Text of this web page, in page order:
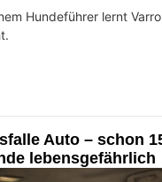
Hundeführer lernt
Auto – schon
lebensgefährlich